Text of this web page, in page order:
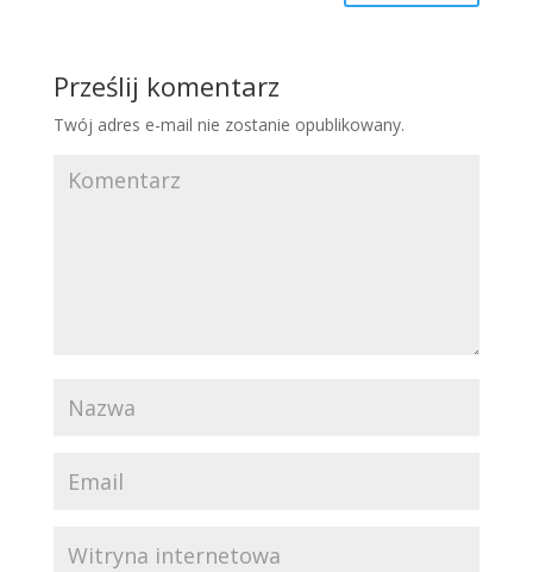
Prześlij komentarz
Twój adres e-mail nie zostanie opublikowany.